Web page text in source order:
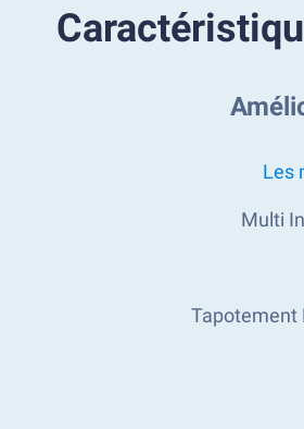
Les
Multi
Tapotement